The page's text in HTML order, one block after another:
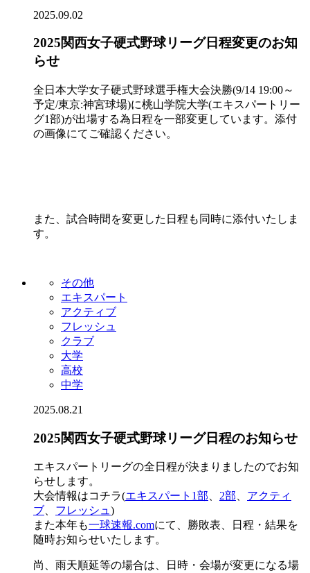
2025.09.02
2025関西女子硬式野球リーグ日程変更のお知
らせ
全日本大学女子硬式野球選手権大会決勝(9/14 19:00～
予定/東京:神宮球場)に桃山学院大学(エキスパートリー
グ1部)が出場する為日程を一部変更しています。添付
の画像にてご確認ください。
また、試合時間を変更した日程も同時に添付いたしま
す。
その他
エキスパート
アクティブ
フレッシュ
クラブ
大学
高校
中学
2025.08.21
2025関西女子硬式野球リーグ日程のお知らせ
エキスパートリーグの全日程が決まりましたのでお知
らせします。
大会情報はコチラ(エキスパート1部、 2部、 アクティ
ブ、 フレッシュ)
また本年も一球速報.comにて、勝敗表、日程・結果を
随時お知らせいたします。
尚、雨天順延等の場合は、日時・会場が変更になる場